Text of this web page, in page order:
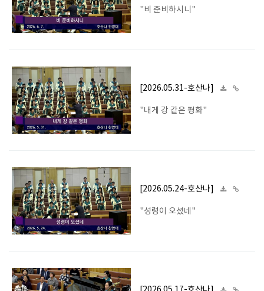
"비 준비하시니"
[2026.05.31-호산나]
"내게 강 같은 평화"
[2026.05.24-호산나]
"성령이 오셨네"